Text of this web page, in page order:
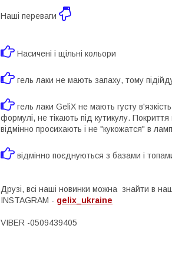
Наші переваги
Насичені і щільні кольори
гель лаки не мають запаху, тому
гель лаки GeliX не мають густу
формулі, не тікають під кутикулу.
відмінно просихають і не "кукожатся" в
відмінно поєднуються з базами і
Друзі, всі наші новинки можна знайти в
INSTAGRAM - gelix_ukraine
VIBER -0509439405